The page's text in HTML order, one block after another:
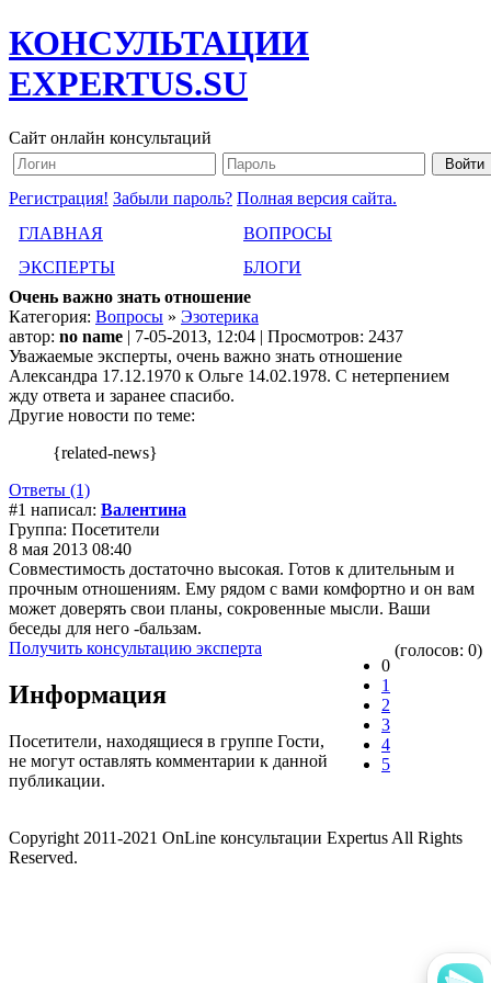
КОНСУЛЬТАЦИИ
EXPERTUS.SU
Сайт онлайн консультаций
Регистрация! Забыли пароль? Полная версия сайта.
ГЛАВНАЯ
ВОПРОСЫ
ЭКСПЕРТЫ
БЛОГИ
Очень важно знать отношение
Категория: Вопросы » Эзотерика
автор: no name | 7-05-2013, 12:04 | Просмотров: 2437
Уважаемые эксперты, очень важно знать отношение
Александра 17.12.1970 к Ольге 14.02.1978. С нетерпением
жду ответа и заранее спасибо.
Другие новости по теме:
{related-news}
Ответы (1)
#1 написал: Валентина
Группа: Посетители
8 мая 2013 08:40
Совместимость достаточно высокая. Готов к длительным и
прочным отношениям. Ему рядом с вами комфортно и он вам
может доверять свои планы, сокровенные мысли. Ваши
беседы для него -бальзам.
Получить консультацию эксперта
0
1
2
3
4
5
(голосов: 0)
Информация
Посетители, находящиеся в группе Гости,
не могут оставлять комментарии к данной
публикации.
Copyright 2011-2021 OnLine консультации Expertus All Rights
Reserved.